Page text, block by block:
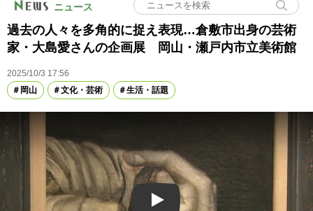
ニュース
過去の人々を多角的に捉え表現…倉敷市出身の芸術
家・大島愛さんの企画展 岡山・瀬戸内市立美術館
2025/10/3 17:56
岡山
文化・芸術 生活・話題
Play